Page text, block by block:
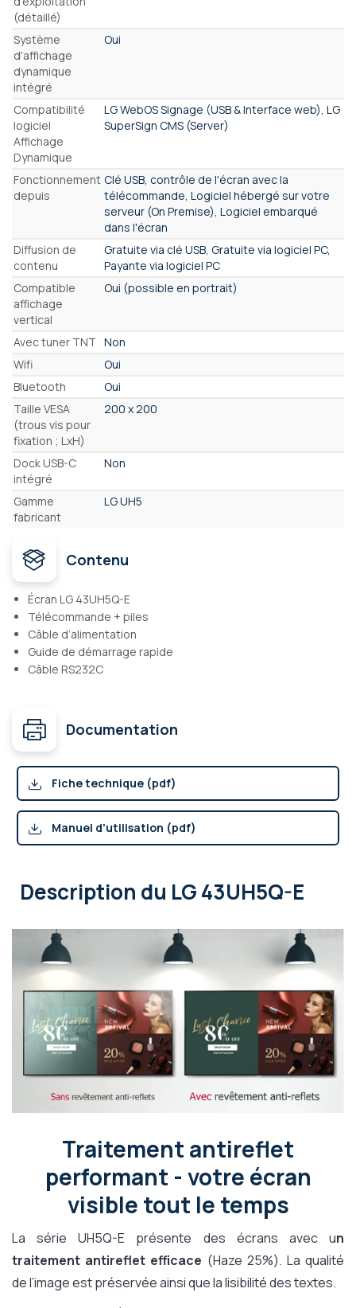
(détaillé)
Système
d'affichage
dynamique
intégré
Oui
Compatibilité
logiciel
Affichage
Dynamique
LG WebOS Signage (USB & Interface web), LG
SuperSign CMS (Server)
Fonctionnement
depuis
Clé USB, contrôle de l'écran avec la
télécommande, Logiciel hébergé sur votre
serveur (On Premise), Logiciel embarqué
dans l'écran
Diffusion de
contenu
Gratuite via clé USB, Gratuite via logiciel PC,
Payante via logiciel PC
Compatible
affichage
vertical
Oui (possible en portrait)
Avec tuner TNT Non
Wifi
Oui
Bluetooth
Oui
Taille VESA
(trous vis pour
fixation ; LxH)
200 x 200
Dock USB-C
intégré
Non
Gamme
fabricant
LG UH5
Contenu
Écran LG 43UH5Q-E
Télécommande + piles
Câble d’alimentation
Guide de démarrage rapide
Câble RS232C
Documentation
Fiche technique (pdf)
Manuel d'utilisation (pdf)
Description du LG 43UH5Q-E
Traitement antireflet
performant - votre écran
visible tout le temps
La série UH5Q-E présente des écrans avec un
traitement antireflet efficace (Haze 25%). La qualité
de l’image est préservée ainsi que la lisibilité des textes.